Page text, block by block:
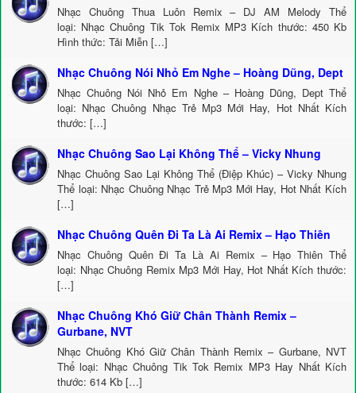
Nhạc Chuông Thua Luôn Remix – DJ AM Melody Thể
loại: Nhạc Chuông Tik Tok Remix MP3 Kích thước: 450 Kb
Hình thức: Tải Miễn […]
Nhạc Chuông Nói Nhỏ Em Nghe – Hoàng Dũng, Dept
Nhạc Chuông Nói Nhỏ Em Nghe – Hoàng Dũng, Dept Thể
loại: Nhạc Chuông Nhạc Trẻ Mp3 Mới Hay, Hot Nhất Kích
thước: […]
Nhạc Chuông Sao Lại Không Thể – Vicky Nhung
Nhạc Chuông Sao Lại Không Thể (Điệp Khúc) – Vicky Nhung
Thể loại: Nhạc Chuông Nhạc Trẻ Mp3 Mới Hay, Hot Nhất Kích
[…]
Nhạc Chuông Quên Đi Ta Là Ai Remix – Hạo Thiên
Nhạc Chuông Quên Đi Ta Là Ai Remix – Hạo Thiên Thể
loại: Nhạc Chuông Remix Mp3 Mới Hay, Hot Nhất Kích thước:
[…]
Nhạc Chuông Khó Giữ Chân Thành Remix –
Gurbane, NVT
Nhạc Chuông Khó Giữ Chân Thành Remix – Gurbane, NVT
Thể loại: Nhạc Chuông Tik Tok Remix MP3 Hay Nhất Kích
thước: 614 Kb […]